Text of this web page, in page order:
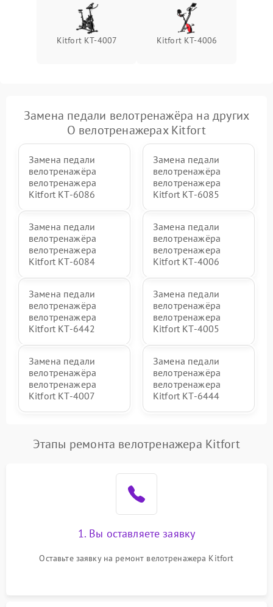
Kitfort КТ-4007 Kitfort КТ-4006
Замена педали велотренажёра на других
О велотренажерах Kitfort
Замена педали
велотренажёра
велотренажера
Kitfort КТ-6086
Замена педали
велотренажёра
велотренажера
Kitfort КТ-6085
Замена педали
велотренажёра
велотренажера
Kitfort КТ-6084
Замена педали
велотренажёра
велотренажера
Kitfort КТ-4006
Замена педали
велотренажёра
велотренажера
Kitfort КТ-6442
Замена педали
велотренажёра
велотренажера
Kitfort КТ-4005
Замена педали
велотренажёра
велотренажера
Kitfort КТ-4007
Замена педали
велотренажёра
велотренажера
Kitfort КТ-6444
Этапы ремонта велотренажера Kitfort
1. Вы оставляете заявку
Оставьте заявку на ремонт велотренажера Kitfort